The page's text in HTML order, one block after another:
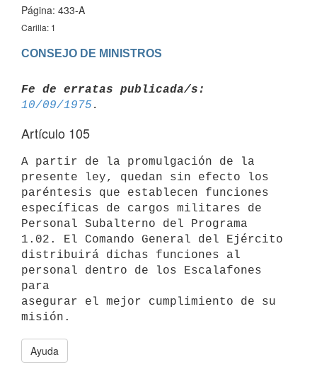
Página: 433-A
Carilla: 1
CONSEJO DE MINISTROS
Fe de erratas publicada/s:
10/09/1975
Artículo 105
A partir de la promulgación de la
presente ley, quedan sin efecto los
paréntesis que establecen funciones
específicas de cargos militares de
Personal Subalterno del Programa
1.02. El Comando General del Ejército
distribuirá dichas funciones al
personal dentro de los Escalafones
para
asegurar el mejor cumplimiento de su
Ayuda